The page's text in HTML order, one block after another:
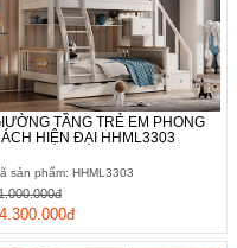
TẦNG TRẺ EM PHONG
HIỆN ĐẠI HHML3303
sản phẩm: HHML3303